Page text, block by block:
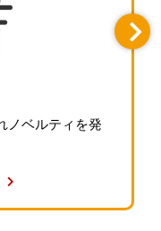
ノベルティを発